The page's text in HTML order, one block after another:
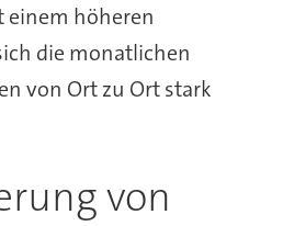
höheren
die monatlichen
von Ort zu Ort stark
von